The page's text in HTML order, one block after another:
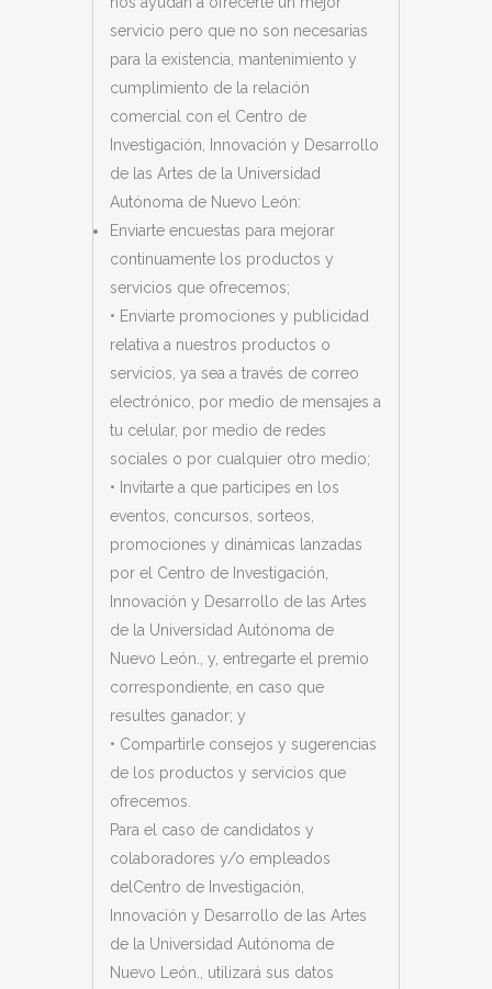
servicio pero que no son necesarias
para la existencia, mantenimiento y
cumplimiento de la relación
comercial con el Centro de
Investigación, Innovación y Desarrollo
de las Artes de la Universidad
Autónoma de Nuevo León:
Enviarte encuestas para mejorar
continuamente los productos y
servicios que ofrecemos;
• Enviarte promociones y publicidad
relativa a nuestros productos o
servicios, ya sea a través de correo
electrónico, por medio de mensajes a
tu celular, por medio de redes
sociales o por cualquier otro medio;
• Invitarte a que participes en los
eventos, concursos, sorteos,
promociones y dinámicas lanzadas
por el Centro de Investigación,
Innovación y Desarrollo de las Artes
de la Universidad Autónoma de
Nuevo León., y, entregarte el premio
correspondiente, en caso que
resultes ganador; y
• Compartirle consejos y sugerencias
de los productos y servicios que
ofrecemos.
Para el caso de candidatos y
colaboradores y/o empleados
delCentro de Investigación,
Innovación y Desarrollo de las Artes
de la Universidad Autónoma de
Nuevo León., utilizará sus datos